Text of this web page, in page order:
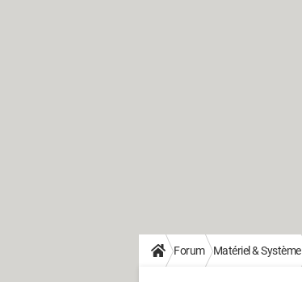
Forum Matériel & Système